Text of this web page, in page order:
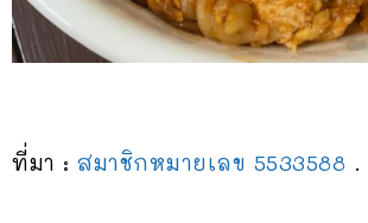
ที่มา : สมาชิกหมายเลข 5533588 .